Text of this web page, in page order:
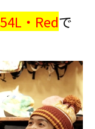
・Redで